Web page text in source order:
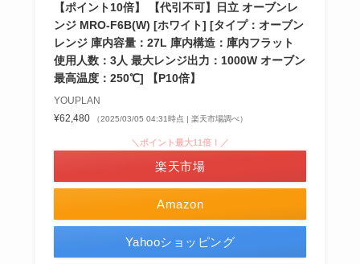
【ポイント10倍】 【代引不可】日立 オーブンレ
ンジ MRO-F6B(W) [ホワイト] [タイプ：オーブン
レンジ 庫内容量：27L 庫内構造：庫内フラット
使用人数：3人 最大レンジ出力：1000W オーブン
最高温度：250℃] 【P10倍】
YOUPLAN
¥62,480
（2025/03/05 04:31時点 | 楽天市場調べ）
Amazon
＼ポイント最大11倍！／
楽天市場
Yahooショッピング